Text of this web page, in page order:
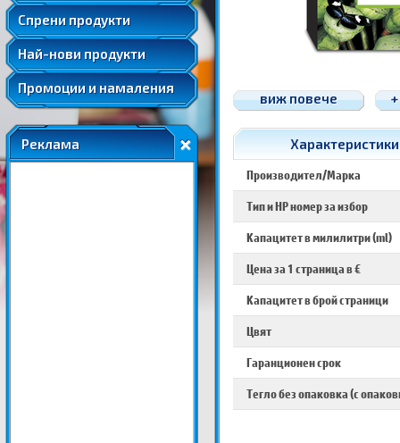
Спрени продукти
Удължени и допълнителни гаранции
Най-нови продукти
Промоции и намаления
Реклама
виж повече
Производител/Марка
Тип и HP номер за избор
Капацитет в милилитри (ml)
Цена за 1 страница в €
Капацитет в брой страници
Цвят
Гаранционен срок
Тегло без опаковка (с